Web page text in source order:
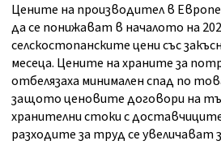
Цените на производител в
да се понижават в началото на
селскостопанските цени със
месеца. Цените на храните за
отбелязаха минимален спад по
защото ценовите договори на
хранителни стоки с
разходите за труд се увеличават